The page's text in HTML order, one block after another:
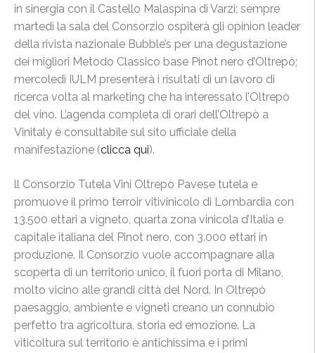
in sinergia con il Castello Malaspina di Varzi; sempre
martedì la sala del Consorzio ospiterà gli opinion leader
della rivista nazionale Bubble’s per una degustazione
dei migliori Metodo Classico base Pinot nero d’Oltrepò;
mercoledì IULM presenterà i risultati di un lavoro di
ricerca volta al marketing che ha interessato l’Oltrepò
del vino. L’agenda completa di orari dell’Oltrepò a
Vinitaly è consultabile sul sito ufficiale della
manifestazione (clicca qui).
ll Consorzio Tutela Vini Oltrepò Pavese tutela e
promuove il primo terroir vitivinicolo di Lombardia con
13.500 ettari a vigneto, quarta zona vinicola d’Italia e
capitale italiana del Pinot nero, con 3.000 ettari in
produzione. Il Consorzio vuole accompagnare alla
scoperta di un territorio unico, il fuori porta di Milano,
molto vicino alle grandi città del Nord. In Oltrepò
paesaggio, ambiente e vigneti creano un connubio
perfetto tra agricoltura, storia ed emozione. La
viticoltura sul territorio è antichissima e i primi